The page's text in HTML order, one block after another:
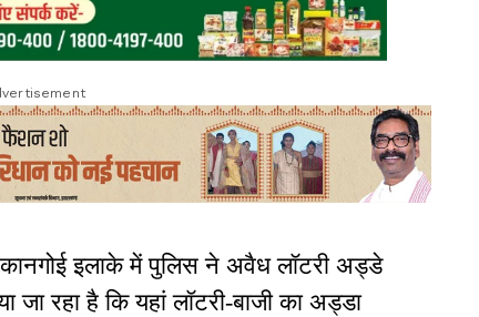
इलाके में पुलिस ने अवैध लॉटरी अड्डे
जा रहा है कि यहां लॉटरी-बाजी का अड्डा